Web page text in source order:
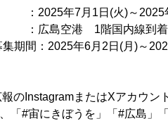
2025年7月1日(火)～2025
空港 1階国内線到着
期間：2025年6月2日(月)～
のInstagramまたはXアカウン
「#宙にきぼうを」「#広島」